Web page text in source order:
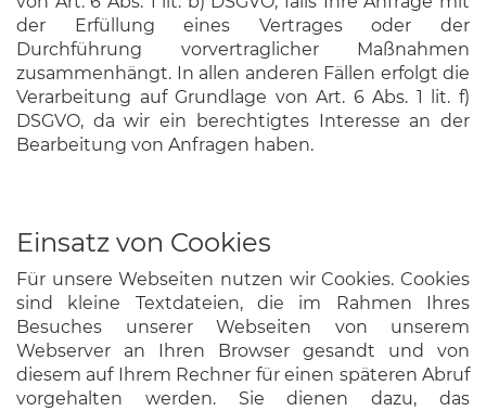
der Erfüllung eines Vertrages oder der
Durchführung vorvertraglicher Maßnahmen
zusammenhängt. In allen anderen Fällen erfolgt die
Verarbeitung auf Grundlage von Art. 6 Abs. 1 lit. f)
DSGVO, da wir ein berechtigtes Interesse an der
Bearbeitung von Anfragen haben.
Einsatz von Cookies
Für unsere Webseiten nutzen wir Cookies. Cookies
sind kleine Textdateien, die im Rahmen Ihres
Besuches unserer Webseiten von unserem
Webserver an Ihren Browser gesandt und von
diesem auf Ihrem Rechner für einen späteren Abruf
vorgehalten werden. Sie dienen dazu, das